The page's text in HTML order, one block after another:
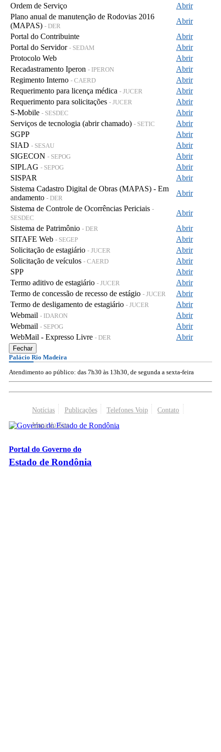
Ordem de Serviço
Abrir
Plano anual de manutenção de Rodovias 2016
(MAPAS) - DER
Abrir
Portal do Contribuinte
Abrir
Portal do Servidor - SEDAM
Abrir
Protocolo Web
Abrir
Recadastramento Iperon - IPERON
Abrir
Regimento Interno - CAERD
Abrir
Requerimento para licença médica - JUCER
Abrir
Requerimento para solicitações - JUCER
Abrir
S-Mobile - SESDEC
Abrir
Serviços de tecnologia (abrir chamado) - SETIC
Abrir
SGPP
Abrir
SIAD - SESAU
Abrir
SIGECON - SEPOG
Abrir
SIPLAG - SEPOG
Abrir
SISPAR
Abrir
Sistema Cadastro Digital de Obras (MAPAS) - Em
andamento - DER
Abrir
Sistema de Controle de Ocorrências Periciais -
SESDEC
Abrir
Sistema de Patrimônio - DER
Abrir
SITAFE Web - SEGEP
Abrir
Solicitação de estagiário - JUCER
Abrir
Solicitação de veículos - CAERD
Abrir
SPP
Abrir
Termo aditivo de estagiário - JUCER
Abrir
Termo de concessão de recesso de estágio - JUCER
Abrir
Termo de desligamento de estagiário - JUCER
Abrir
Webmail - IDARON
Abrir
Webmail - SEPOG
Abrir
WebMail - Expresso Livre - DER Abrir
Fechar
Palácio Rio Madeira
Atendimento ao público: das 7h30 às 13h30, de segunda a sexta-feira
Notícias Publicações Telefones Voip
Contato
Mapa do Site
Portal do Governo do
Estado de Rondônia